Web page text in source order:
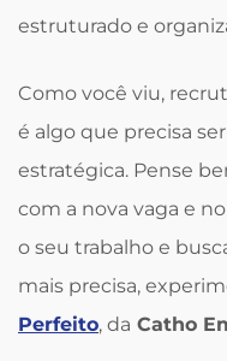
estruturado e
Como você viu,
é algo que precisa
estratégica. Pense
com a nova vaga e
o seu trabalho e
mais precisa,
Perfeito, da Catho